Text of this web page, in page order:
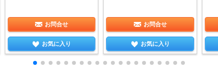
お問合せ
お気に入り
お問合せ
お気に入り